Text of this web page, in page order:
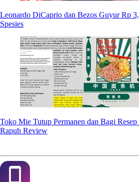
Leonardo DiCaprio dan Bezos Guyur Rp
Spesies
Toko Mie Tutup Permanen dan Bagi
Rapuh Review